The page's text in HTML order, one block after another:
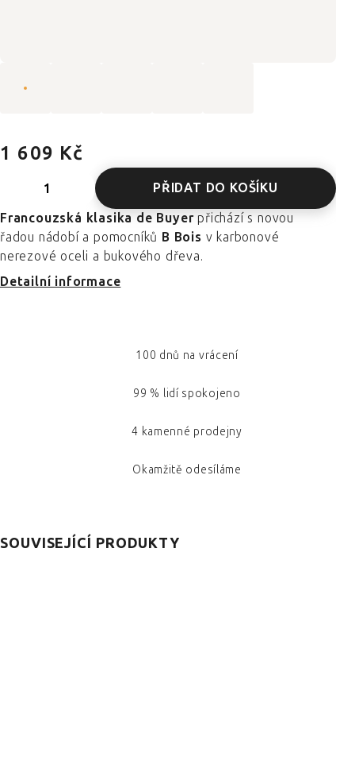
1 609 Kč
PŘIDAT DO KOŠÍKU
Francouzská klasika de Buyer přichází s novou
řadou nádobí a pomocníků B Bois v karbonové
nerezové oceli a bukového dřeva.
Detailní informace
100 dnů na vrácení
99 % lidí spokojeno
4 kamenné prodejny
Okamžitě odesíláme
SOUVISEJÍCÍ PRODUKTY